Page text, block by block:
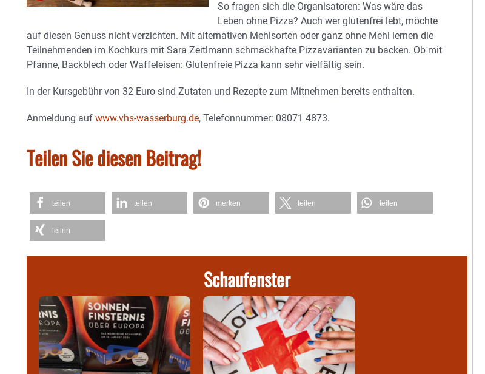
So fragen sich die Organisatoren: Was wäre das
Leben ohne Pizza? Auch wer glutenfrei lebt, möchte
auf diesen Genuss nicht verzichten. Mit alternativen Mehlsorten oder ganz ohne Mehl lernen die
Teilnehmenden im Kochkurs mit Sara Zeitlmann schmackhafte Pizzavarianten zu backen. Ob mit
Pfanne, Backblech oder Waffeleisen: Glutenfreie Pizza kann sehr vielfältig sein.
In der Kursgebühr von 32 Euro sind Zutaten und Rezepte zum Mitnehmen bereits enthalten.
Anmeldung auf www.vhs-wasserburg.de, Telefonnummer: 08071 4873.
Teilen Sie diesen Beitrag!
teilen teilen merken teilen teilen
teilen
Schaufenster